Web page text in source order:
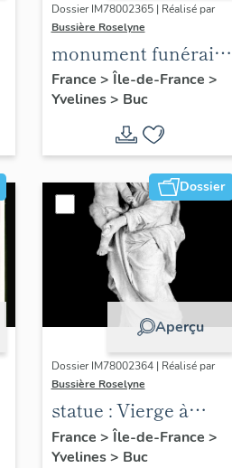
Dossier IM78002365 | Réalisé par
Bussière Roselyne
monument funéraire
de Jean Casale
France > Île-de-France >
Yvelines> Buc
Dossier
Aperçu
Dossier IM78002364 | Réalisé par
Bussière Roselyne
statue : Vierge à
l'Enfant (n°1)
France > Île-de-France >
Yvelines> Buc